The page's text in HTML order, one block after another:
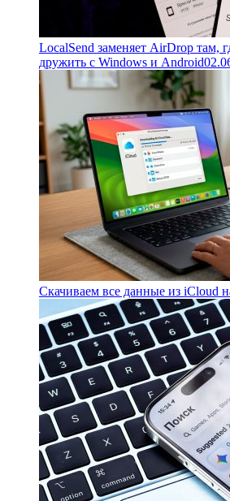
LocalSend заменяет AirDrop там,
дружить с Windows и Android
Скачиваем все данные из iCloud